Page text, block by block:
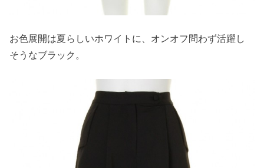
お色展開は夏らしいホワイトに、オンオフ問わず活躍し
そうなブラック。